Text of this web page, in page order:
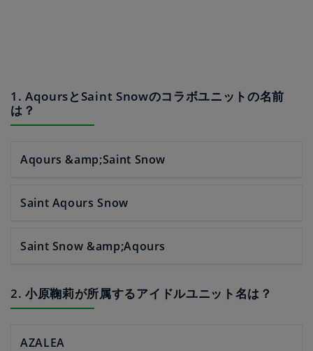
1. AqoursとSaint Snowのコラボユニットの名前
は？
Aqours &amp;Saint Snow
Saint Aqours Snow
Saint Snow &amp;Aqours
2. 小原鞠莉が所属するアイドルユニット名は？
AZALEA